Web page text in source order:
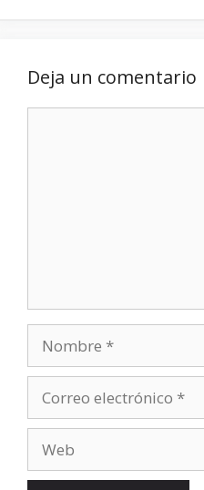
Deja un comentario
electrónico